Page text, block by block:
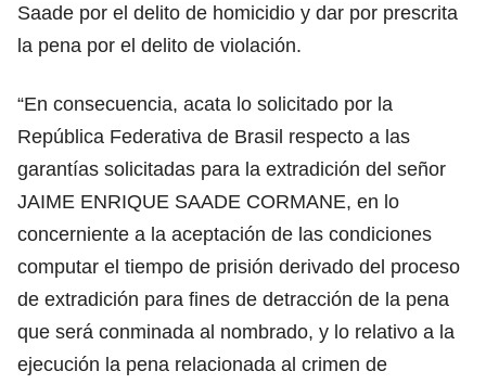
Saade por el delito de homicidio y dar por prescrita
la pena por el delito de violación.
“En consecuencia, acata lo solicitado por la
República Federativa de Brasil respecto a las
garantías solicitadas para la extradición del señor
JAIME ENRIQUE SAADE CORMANE, en lo
concerniente a la aceptación de las condiciones
computar el tiempo de prisión derivado del proceso
de extradición para fines de detracción de la pena
que será conminada al nombrado, y lo relativo a la
ejecución la pena relacionada al crimen de